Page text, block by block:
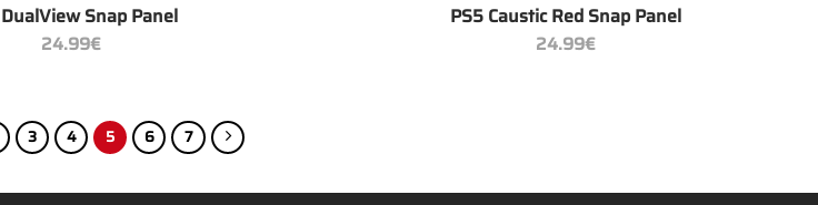
Snap Panel
24.99€
PS5 Caustic Red Snap Panel
24.99€
3 4 5 6 7